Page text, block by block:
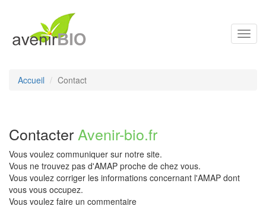
Accueil Contact
Contacter Avenir-bio.fr
Vous voulez communiquer sur notre site.
Vous ne trouvez pas d'AMAP proche de chez vous.
Vous voulez corriger les informations concernant l'AMAP dont
vous vous occupez.
Vous voulez faire un commentaire